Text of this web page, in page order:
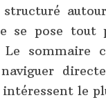
se pose tout
sommaire
le